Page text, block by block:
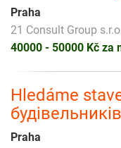
Praha
21 Consult Group
40000 - 50000 Kč za
Hledáme
будівельників
Praha